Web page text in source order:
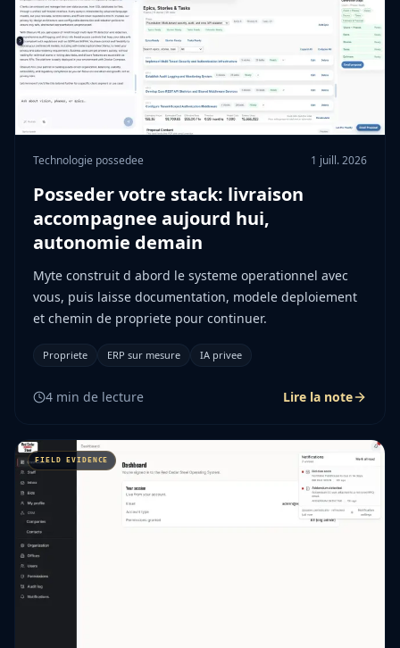
Technologie possedee 1 juill. 2026
Posseder votre stack: livraison
accompagnee aujourd hui,
autonomie demain
Myte construit d abord le systeme operationnel avec
vous, puis laisse documentation, modele deploiement
et chemin de propriete pour continuer.
Propriete ERP sur mesure IA privee
4 min de lecture Lire la note